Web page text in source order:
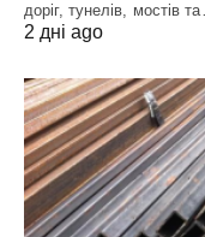
доріг, тунелів, мостів
2 дні ago